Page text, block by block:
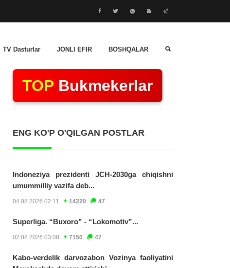
TV Dasturlar JONLI EFIR BOSHQALAR
TOP Bukmekerlar
ENG KO'P O'QILGAN POSTLAR
Indoneziya prezidenti JCH-2030ga chiqishni
umummilliy vazifa deb...
04.08.2026 02:11 14220 47
Superliga. “Buxoro” - “Lokomotiv”...
02.08.2026 03:08 7150 47
Kabo-verdelik darvozabon Vozinya faoliyatini